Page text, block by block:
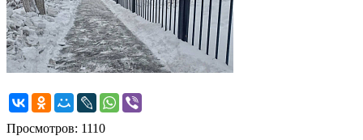
Просмотров: 1110